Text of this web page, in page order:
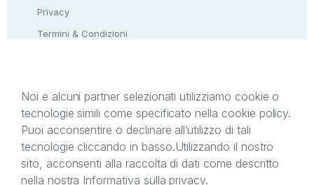
Privacy
Termini & Condizioni
Il presente sito web è di proprietà di StreetLib S.r.l.
titolare di tutti i diritti di proprietà intellettuale
afferenti ai marchi, loghi e segni distintivi presenti
sul sito web. Si invita l’utente a prendere visione
Noi e alcuni partner selezionati utilizziamo cookie o
tecnologie simili come specificato nella cookie policy.
Puoi acconsentire o declinare all’utilizzo di tali
tecnologie cliccando in basso.Utilizzando il nostro
sito, acconsenti alla raccolta di dati come descritto
nella nostra Informativa sulla privacy.